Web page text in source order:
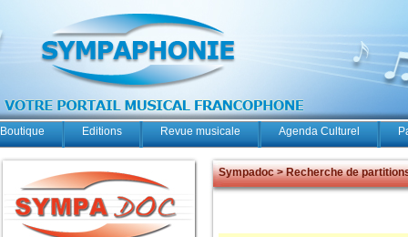
Boutique Editions Revue musicale Agenda Culturel
Sympadoc > Recherche de